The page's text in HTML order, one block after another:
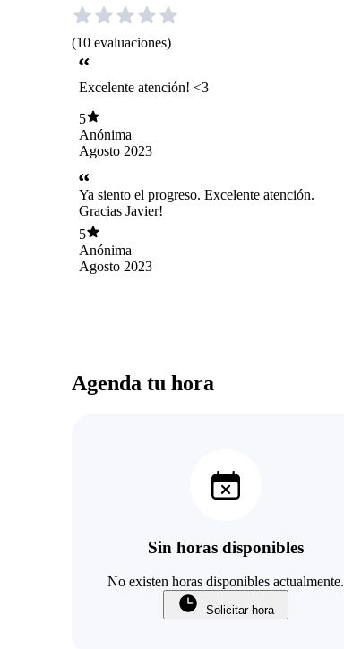
(10 evaluaciones)
Excelente atención! <3
5
Anónima
Agosto 2023
Ya siento el progreso. Excelente atención.
Gracias Javier!
5
Anónima
Agosto 2023
Agenda tu hora
Sin horas disponibles
No existen horas disponibles actualmente.
Solicitar hora